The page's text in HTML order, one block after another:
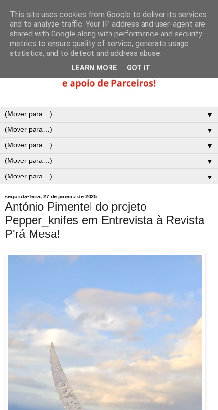
▼
▼
▼
▼
▼
segunda-feira, 27 de janeiro de 2025
António Pimentel do projeto
Pepper_knifes em Entrevista à Revista
P'rá Mesa!
This site uses cookies from Google to deliver its services
and to analyze traffic. Your IP address and user-agent are
shared with Google along with performance and security
metrics to ensure quality of service, generate usage
statistics, and to detect and address abuse.
LEARN MORE GOT IT